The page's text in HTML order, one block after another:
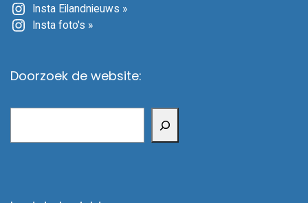
Insta Eilandnieuws »
Insta foto's »
Doorzoek de website: